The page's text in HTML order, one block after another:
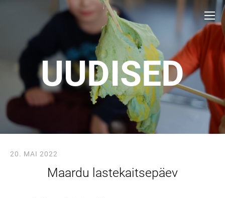
UUDISED
20. MAI 2022
Maardu lastekaitsepäev